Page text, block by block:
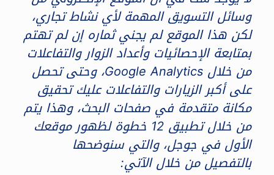
وسائل التسويق المهمة لأي نشاط تجاري،
لكن هذا الموقع لم يجني ثماره إن لم تهتم
بمتابعة الإحصائيات وأعداد الزوار والتفاعلات
من خلال Google Analytics، وحتى تحصل
على أكبر الزيارات والتفاعلات عليك تحقيق
مكانة متقدمة في صفحات البحث، وهذا يتم
من خلال تطبيق 12 خطوة لظهور موقعك
الأول في جوجل، والتي سنوضحها
بالتفصيل من خلال الآتي: